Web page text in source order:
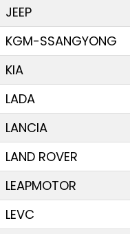
JEEP
KGM-SSANGYONG
KIA
LADA
LANCIA
LAND ROVER
LEAPMOTOR
LEVC